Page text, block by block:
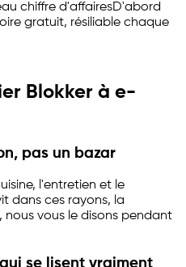
chiffre d'affairesD'abord
gratuit, résiliable chaque
Blokker à e-
pas un bazar
l'entretien et le
dans ces rayons, la
nous vous le disons pendant
se lisent vraiment